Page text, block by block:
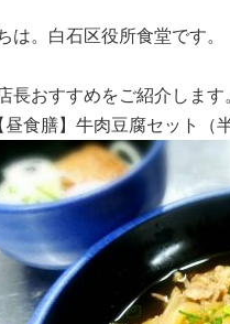
は。白石区役所食堂です。
長おすすめをご紹介します
昼食膳】牛肉豆腐セット（